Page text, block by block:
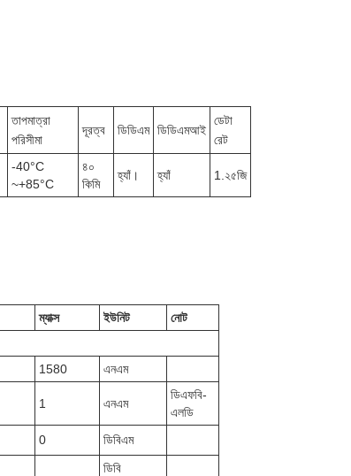
তাপমাত্রা
পরিসীমা
দূরত্ব ডিডিএম ডিডিএমআই
ডেটা
রেট
-40°C
~+85°C
৪০
কিমি
হ্যাঁ। হ্যাঁ 1.২৫জি
ম্যাক্স ইউনিট
নোট
1580 এনএম
1 এনএম
ডিএফবি-
এলডি
0
ডিবিএম
ডিবি